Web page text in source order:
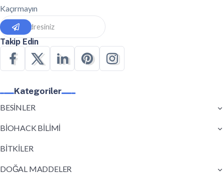
Kaçırmayın
Takip Edin
Kategoriler
BESİNLER
BİOHACK BİLİMİ
BİTKİLER
DOĞAL MADDELER